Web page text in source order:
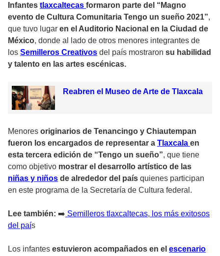
Infantes tlaxcaltecas formaron parte del “Magno
evento de Cultura Comunitaria Tengo un sueño 2021”,
que tuvo lugar en el Auditorio Nacional en la Ciudad de
México, donde al lado de otros menores integrantes de
los Semilleros Creativos del país mostraron su habilidad
y talento en las artes escénicas.
Reabren el Museo de Arte de Tlaxcala
Menores originarios de Tenancingo y Chiautempan
fueron los encargados de representar a Tlaxcala en
esta tercera edición de “Tengo un sueño”, que tiene
como objetivo mostrar el desarrollo artístico de las
niñas y niños de alrededor del país quienes participan
en este programa de la Secretaría de Cultura federal.
Lee también: ➡️ Semilleros tlaxcaltecas, los más exitosos
del país
Los infantes estuvieron acompañados en el escenario